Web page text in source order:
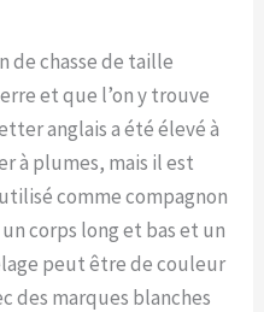
de chasse de taille
et que l’on y trouve
anglais a été élevé à
à plumes, mais il est
comme compagnon
corps long et bas et un
peut être de couleur
des marques blanches